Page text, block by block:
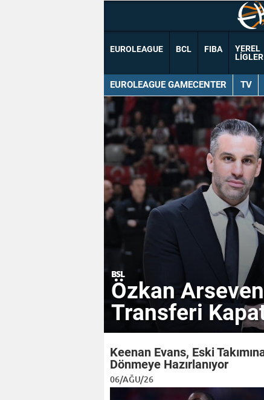
EUROLEAGUE BCL FIBA
YEREL
LIGLER
EUROLEAGUE GAMECENTER TV
BSL
Özkan
Transferi
Keenan Evans, Eski
Dönmeye Hazırlanıyor
06/AĞU/26